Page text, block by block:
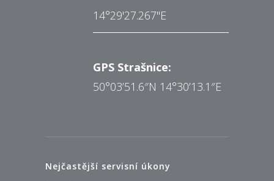
14°29'27.267"E
GPS Strašnice:
50°03’51.6″N 14°30’13.1″E
Nejčastější servisní úkony